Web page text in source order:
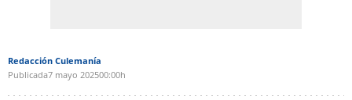
Redacción Culemanía
Publicada7 mayo 202500:00h